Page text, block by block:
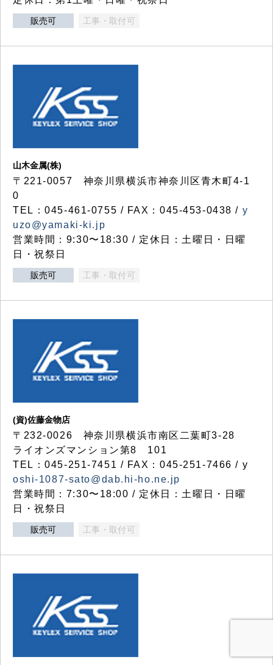
販売可 工事・取付可
山木金属(株)
〒221-0057 神奈川県横浜市神奈川区青木町4-1
0
TEL：045-461-0755 / FAX：045-453-0438 / y
uzo@yamaki-ki.jp
営業時間：9:30〜18:30 / 定休日：土曜日・日曜
日・祝祭日
販売可 工事・取付可
(資)佐藤金物店
〒232-0026 神奈川県横浜市南区二葉町3-28
ライオンズマンション第8 101
TEL：045-251-7451 / FAX：045-251-7466 / y
oshi-1087-sato@dab.hi-ho.ne.jp
営業時間：7:30〜18:00 / 定休日：土曜日・日曜
日・祝祭日
販売可 工事・取付可